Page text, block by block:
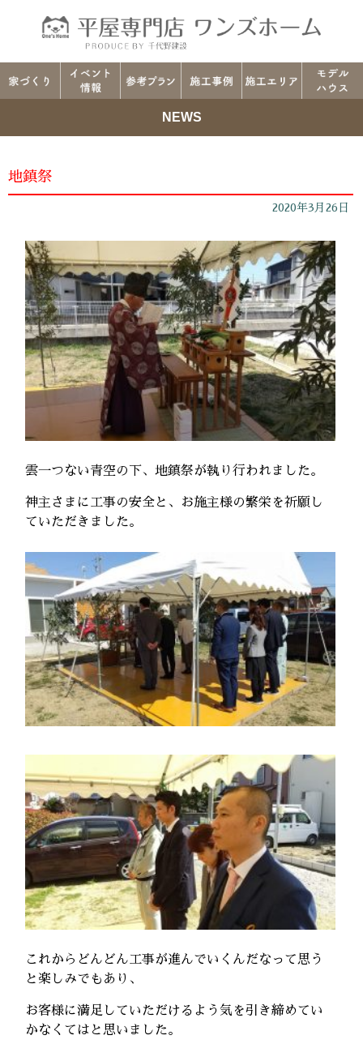
NEWS
地鎮祭
2020年3月26日
雲一つない青空の下、地鎮祭が執り行われました。
神主さまに工事の安全と、お施主様の繁栄を祈願し
ていただきました。
これからどんどん工事が進んでいくんだなって思う
と楽しみでもあり、
お客様に満足していただけるよう気を引き締めてい
かなくてはと思いました。